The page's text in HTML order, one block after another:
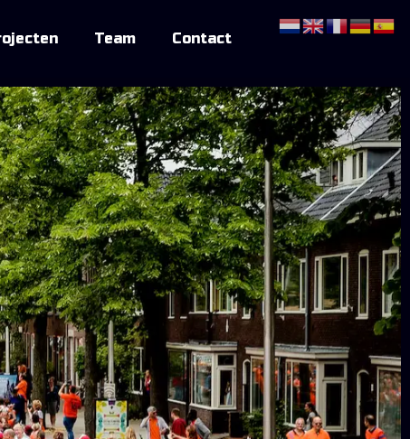
Team Contact